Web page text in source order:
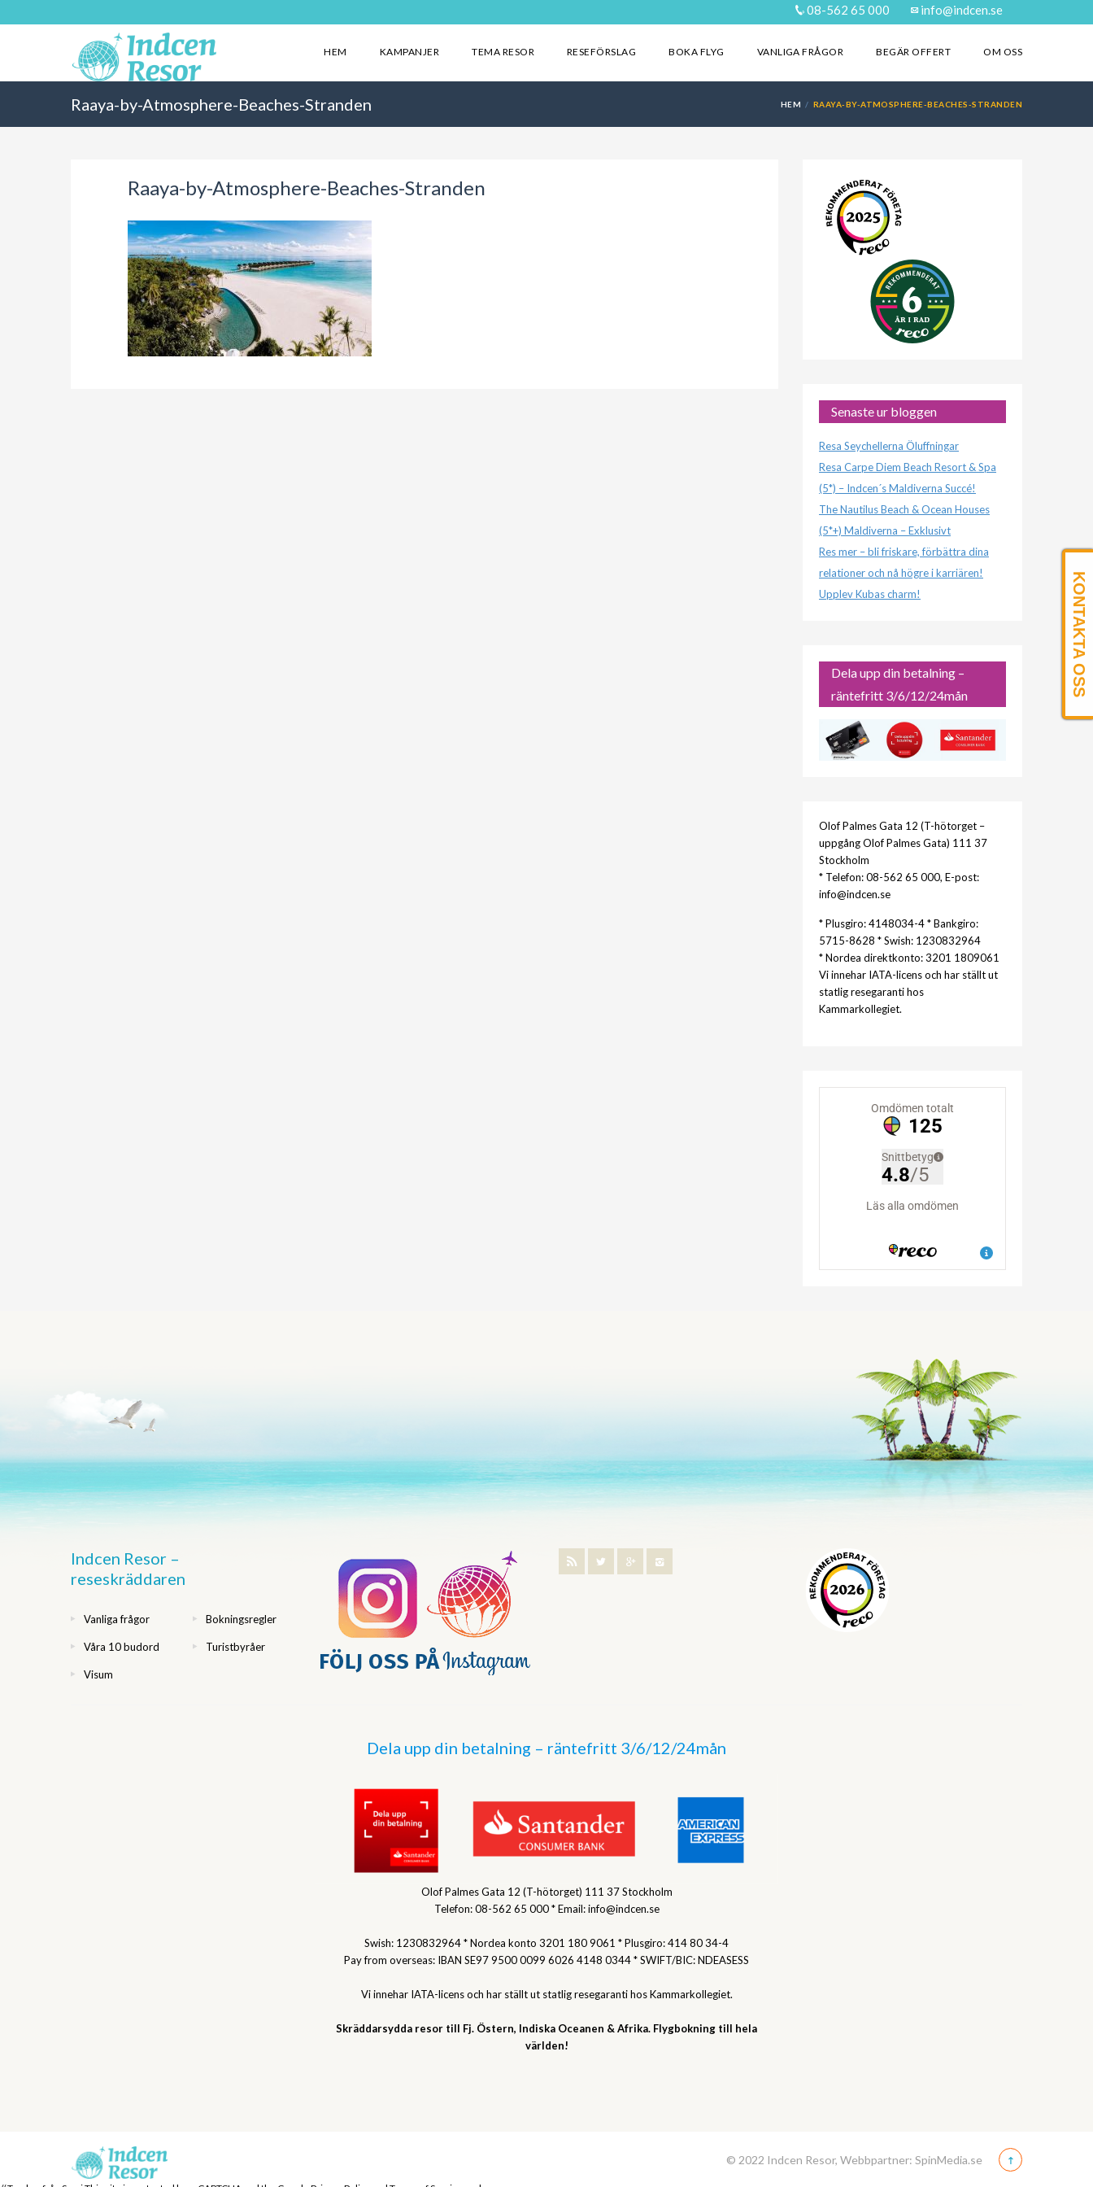
08-562 65 000 info@indcen.se
HEM KAMPANJER TEMA RESOR RESEFÖRSLAG BOKA FLYG VANLIGA FRÅGOR BEGÄR OFFERT OM OSS
Raaya-by-Atmosphere-Beaches-Stranden HEM RAAYA-BY-ATMOSPHERE-BEACHES-STRANDEN
Raaya-by-Atmosphere-Beaches-Stranden
Senaste ur bloggen
Resa Seychellerna Öluffningar
Resa Carpe Diem Beach Resort & Spa
(5*) – Indcen´s Maldiverna Succé!
The Nautilus Beach & Ocean Houses
(5*+) Maldiverna – Exklusivt
Res mer – bli friskare, förbättra dina
relationer och nå högre i karriären!
Upplev Kubas charm!
Dela upp din betalning –
räntefritt 3/6/12/24mån
Olof Palmes Gata 12 (T-hötorget –
uppgång Olof Palmes Gata) 111 37
Stockholm
* Telefon: 08-562 65 000, E-post:
info@indcen.se
* Plusgiro: 4148034-4 * Bankgiro:
5715-8628 * Swish: 1230832964
* Nordea direktkonto: 3201 1809061
Vi innehar IATA-licens och har ställt ut
statlig resegaranti hos
Kammarkollegiet.
Indcen Resor –
reseskräddaren
Vanliga frågor Bokningsregler
Våra 10 budord Turistbyråer
Visum
Dela upp din betalning – räntefritt 3/6/12/24mån
Olof Palmes Gata 12 (T-hötorget) 111 37 Stockholm
Telefon: 08-562 65 000 * Email: info@indcen.se
Swish: 1230832964 * Nordea konto 3201 180 9061 * Plusgiro: 414 80 34-4
Pay from overseas: IBAN SE97 9500 0099 6026 4148 0344 * SWIFT/BIC: NDEASESS
Vi innehar IATA-licens och har ställt ut statlig resegaranti hos Kammarkollegiet.
Skräddarsydda resor till Fj. Östern, Indiska Oceanen & Afrika. Flygbokning till hela
världen!
© 2022 Indcen Resor, Webbpartner: SpinMedia.se
KONTAKTA OSS